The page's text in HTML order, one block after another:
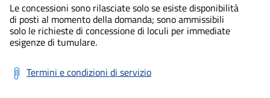
Le concessioni sono rilasciate solo se esiste disponibilità
di posti al momento della domanda; sono ammissibili
solo le richieste di concessione di loculi per immediate
esigenze di tumulare.
Termini e condizioni di servizio